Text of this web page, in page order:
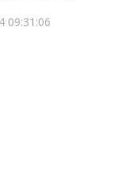
09:31:06